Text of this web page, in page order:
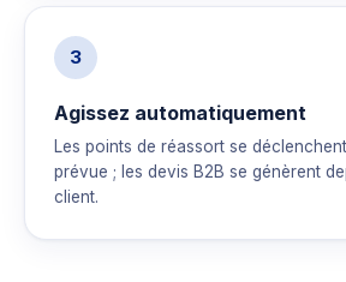
3
Agissez automatiquement
Les points de réassort se
prévue ; les devis B2B se génèrent
client.